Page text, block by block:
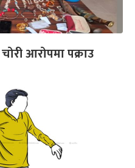
आरोपमा पक्राउ